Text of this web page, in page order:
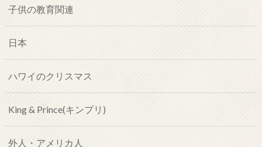
子供の教育関連
日本
ハワイのクリスマス
King & Prince(キンプリ)
外人・アメリカ人